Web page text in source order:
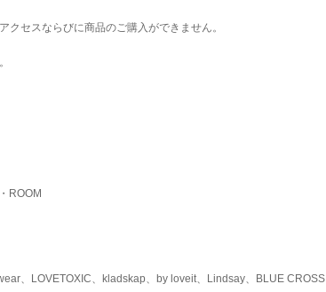
セスならびに商品のご購入ができません。
ROOM
、LOVETOXIC、kladskap、by loveit、Lindsay、BLUE CROSS